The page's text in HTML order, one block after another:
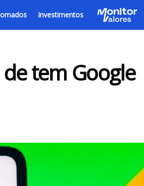
Investimentos
tem Google